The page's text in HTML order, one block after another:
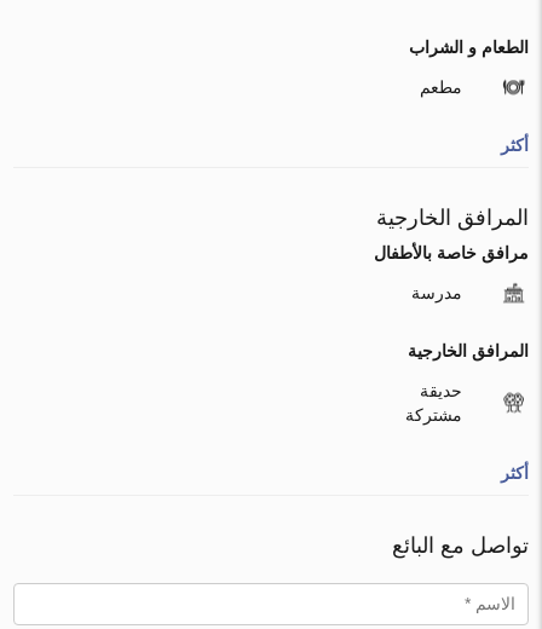
الطعام و الشراب
مطعم
أكثر
المرافق الخارجية
مرافق خاصة بالأطفال
مدرسة
المرافق الخارجية
حديقة
مشتركة
أكثر
تواصل مع البائع